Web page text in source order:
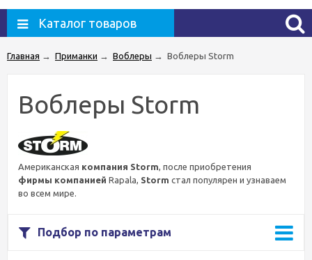
Каталог товаров
Главная → Приманки → Воблеры → Воблеры Storm
Воблеры Storm
Американская компания Storm , после приобретения
фирмы компанией Rapala, Storm стал популярен и узнаваем
во всем мире.
Подбор по параметрам